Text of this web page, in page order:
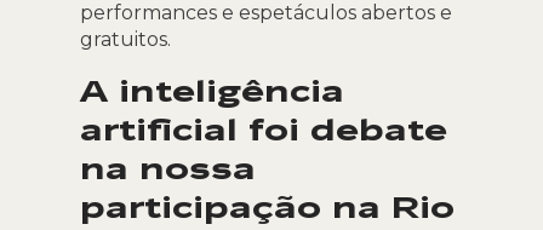
performances e espetáculos abertos e
gratuitos.
A inteligência
artificial foi debate
na nossa
participação na Rio